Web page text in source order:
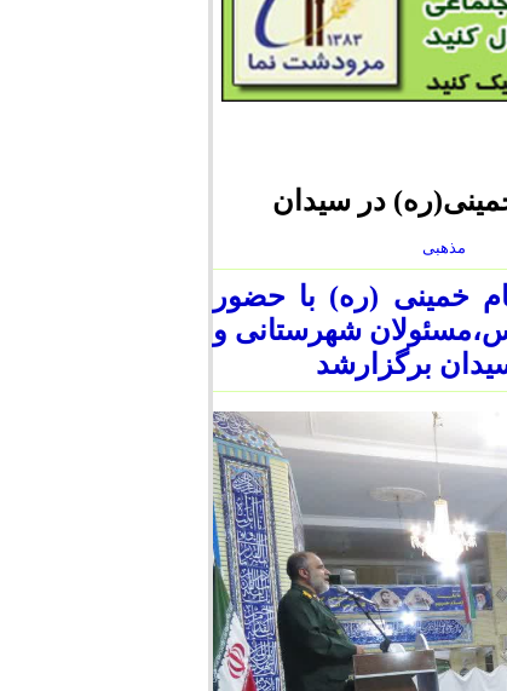
در سیدان
خمینی (ره) با حضور
شهرستانی و
برگزارشد